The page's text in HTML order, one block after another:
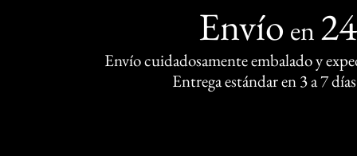
Envío en
Envío cuidadosamente embalado y
Entrega estándar en 3 a 7